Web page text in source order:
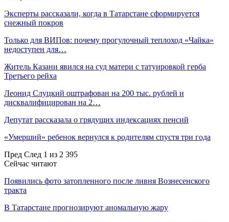
Эксперты рассказали, когда в Татарстане сформируется
снежный покров
Только для ВИПов: почему прогулочный теплоход «Чайка»
недоступен для…
Житель Казани явился на суд матери с татуировкой герба
Третьего рейха
Леонид Слуцкий оштрафован на 200 тыс. рублей и
дисквалифицирован на 2…
Депутат рассказала о грядущих индексациях пенсий
«Умерший» ребенок вернулся к родителям спустя три года
Пред След 1 из 2 395
Сейчас читают
Появились фото затопленного после ливня Вознесенского
тракта
В Татарстане прогнозируют аномальную жару